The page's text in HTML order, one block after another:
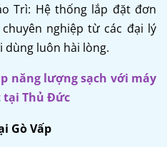
Trì: Hệ thống lắp đặt đơn
nghiệp từ các đại lý
dùng luôn hài lòng.
năng lượng sạch với máy
tại Thủ Đức
Gò Vấp